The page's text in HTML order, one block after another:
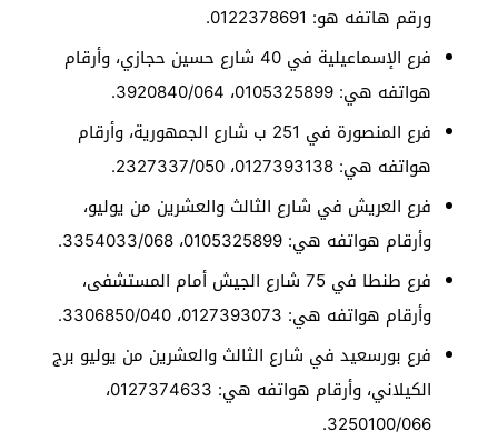
ورقم هاتفه هو: 0122378691.
فرع الإسماعيلية في 40 شارع حسين حجازي، وأرقام
هواتفه هي: 0105325899، 3920840/064.
فرع المنصورة في 251 ب شارع الجمهورية، وأرقام
هواتفه هي: 0127393138، 2327337/050.
فرع العريش في شارع الثالث والعشرين من يوليو،
وأرقام هواتفه هي: 0105325899، 3354033/068.
فرع طنطا في 75 شارع الجيش أمام المستشفى،
وأرقام هواتفه هي: 0127393073، 3306850/040.
فرع بورسعيد في شارع الثالث والعشرين من يوليو برج
الكيلاني، وأرقام هواتفه هي: 0127374633،
3250100/066.